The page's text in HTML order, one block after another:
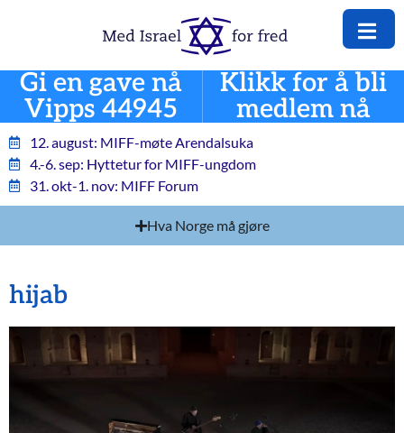
Gi en gave nå
Vipps 44945
Klikk for å bli
medlem nå
12. august: MIFF-møte Arendalsuka
4.-6. sep: Hyttetur for MIFF-ungdom
31. okt-1. nov: MIFF Forum
Hva Norge må gjøre
hijab